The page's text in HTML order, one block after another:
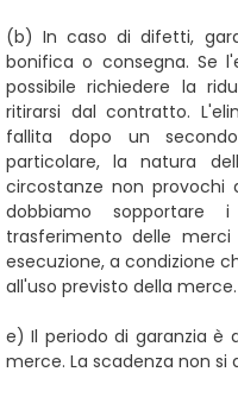
(b)In caso di difetti,
bonifica o consegna. Se
possibile richiedere la
ritirarsi dal contratto.
fallita dopo un
particolare, la natura
circostanze non provochi
dobbiamo sopportare
trasferimento delle
esecuzione, a condizione
all'uso previsto della merce.
e)Il periodo di garanzia è
merce. La scadenza non si